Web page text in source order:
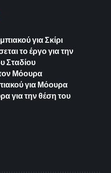
για Σκίρι
το έργο για την
Σταδίου
Μόουρα
για Μόουρα
για την θέση του